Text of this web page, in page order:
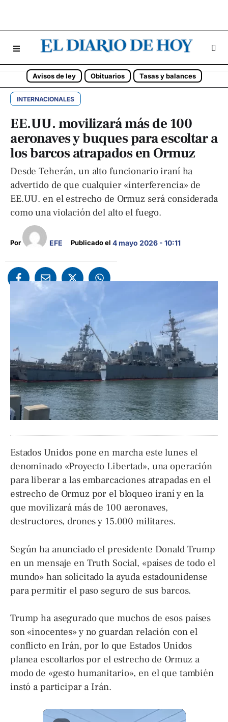
Avisos de ley Obituarios Tasas y balances
INTERNACIONALES
EE.UU. movilizará más de 100
aeronaves y buques para escoltar a
los barcos atrapados en Ormuz
Desde Teherán, un alto funcionario iraní ha
advertido de que cualquier «interferencia» de
EE.UU. en el estrecho de Ormuz será considerada
como una violación del alto el fuego.
Por EFE Publicado el 4 mayo 2026 - 10:11
Estados Unidos pone en marcha este lunes el
denominado «Proyecto Libertad», una operación
para liberar a las embarcaciones atrapadas en el
estrecho de Ormuz por el bloqueo iraní y en la
que movilizará más de 100 aeronaves,
destructores, drones y 15.000 militares.
Según ha anunciado el presidente Donald Trump
en un mensaje en Truth Social, «países de todo el
mundo» han solicitado la ayuda estadounidense
para permitir el paso seguro de sus barcos.
Trump ha asegurado que muchos de esos países
son «inocentes» y no guardan relación con el
conflicto en Irán, por lo que Estados Unidos
planea escoltarlos por el estrecho de Ormuz a
modo de «gesto humanitario», en el que también
instó a participar a Irán.